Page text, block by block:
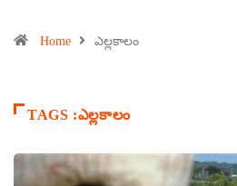
Home ఎల్లకాలం
TAGS :ఎల్లకాలం